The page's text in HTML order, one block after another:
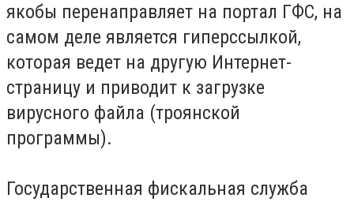
якобы перенаправляет на портал ГФС, на
самом деле является гиперссылкой,
которая ведет на другую Интернет-
страницу и приводит к загрузке
вирусного файла (троянской
программы).
Государственная фискальная служба